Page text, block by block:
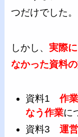
つだけでした。
しかし、実際
なかった資料
資料1作
なう作業に
資料3 運